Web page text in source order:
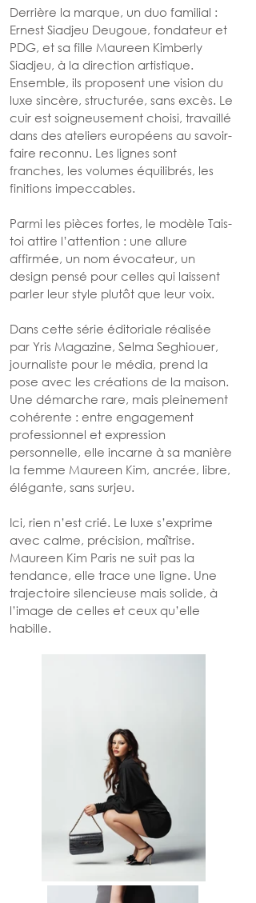
Derrière la marque, un duo familial :
Ernest Siadjeu Deugoue, fondateur et
PDG, et sa fille Maureen Kimberly
Siadjeu, à la direction artistique.
Ensemble, ils proposent une vision du
luxe sincère, structurée, sans excès. Le
cuir est soigneusement choisi, travaillé
dans des ateliers européens au savoir-
faire reconnu. Les lignes sont
franches, les volumes équilibrés, les
finitions impeccables.
Parmi les pièces fortes, le modèle Tais-
toi attire l’attention : une allure
affirmée, un nom évocateur, un
design pensé pour celles qui laissent
parler leur style plutôt que leur voix.
Dans cette série éditoriale réalisée
par Yris Magazine, Selma Seghiouer,
journaliste pour le média, prend la
pose avec les créations de la maison.
Une démarche rare, mais pleinement
cohérente : entre engagement
professionnel et expression
personnelle, elle incarne à sa manière
la femme Maureen Kim, ancrée, libre,
élégante, sans surjeu.
Ici, rien n’est crié. Le luxe s’exprime
avec calme, précision, maîtrise.
Maureen Kim Paris ne suit pas la
tendance, elle trace une ligne. Une
trajectoire silencieuse mais solide, à
l’image de celles et ceux qu’elle
habille.